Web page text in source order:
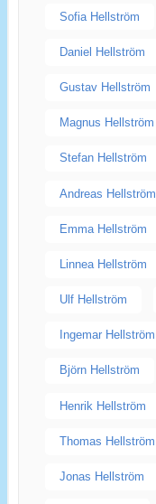
Sofia Hellström
Daniel Hellström
Gustav Hellström
Magnus Hellström
Stefan Hellström
Andreas Hellström
Emma Hellström
Linnea Hellström
Ulf Hellström
Ingemar Hellström
Björn Hellström
Henrik Hellström
Thomas Hellström
Jonas Hellström